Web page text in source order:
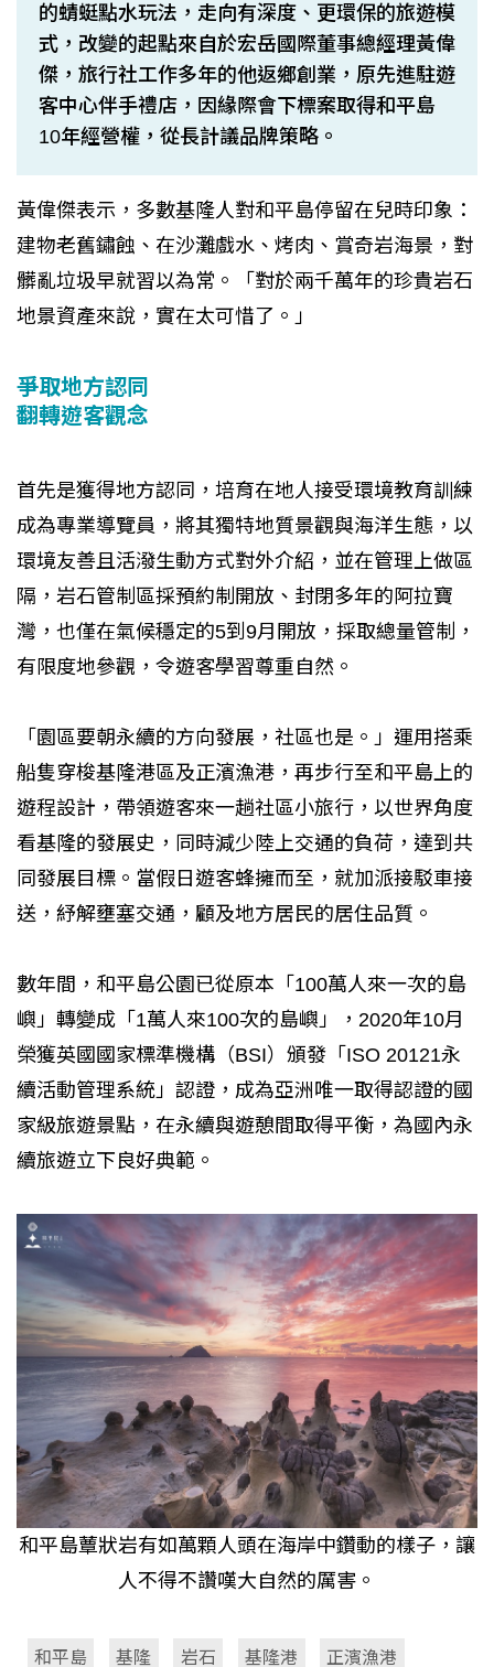
的蜻蜓點水玩法，走向有深度、更環保的旅遊模
式，改變的起點來自於宏岳國際董事總經理黃偉
傑，旅行社工作多年的他返鄉創業，原先進駐遊
客中心伴手禮店，因緣際會下標案取得和平島
10年經營權，從長計議品牌策略。
黃偉傑表示，多數基隆人對和平島停留在兒時印象：
建物老舊鏽蝕、在沙灘戲水、烤肉、賞奇岩海景，對
髒亂垃圾早就習以為常。「對於兩千萬年的珍貴岩石
地景資產來說，實在太可惜了。」
爭取地方認同
翻轉遊客觀念
首先是獲得地方認同，培育在地人接受環境教育訓練
成為專業導覽員，將其獨特地質景觀與海洋生態，以
環境友善且活潑生動方式對外介紹，並在管理上做區
隔，岩石管制區採預約制開放、封閉多年的阿拉寶
灣，也僅在氣候穩定的5到9月開放，採取總量管制，
有限度地參觀，令遊客學習尊重自然。
「園區要朝永續的方向發展，社區也是。」運用搭乘
船隻穿梭基隆港區及正濱漁港，再步行至和平島上的
遊程設計，帶領遊客來一趟社區小旅行，以世界角度
看基隆的發展史，同時減少陸上交通的負荷，達到共
同發展目標。當假日遊客蜂擁而至，就加派接駁車接
送，紓解壅塞交通，顧及地方居民的居住品質。
數年間，和平島公園已從原本「100萬人來一次的島
嶼」轉變成「1萬人來100次的島嶼」，2020年10月
榮獲英國國家標準機構（BSI）頒發「ISO 20121永
續活動管理系統」認證，成為亞洲唯一取得認證的國
家級旅遊景點，在永續與遊憩間取得平衡，為國內永
續旅遊立下良好典範。
和平島蕈狀岩有如萬顆人頭在海岸中鑽動的樣子，讓
人不得不讚嘆大自然的厲害。
和平島 基隆 岩石 基隆港 正濱漁港